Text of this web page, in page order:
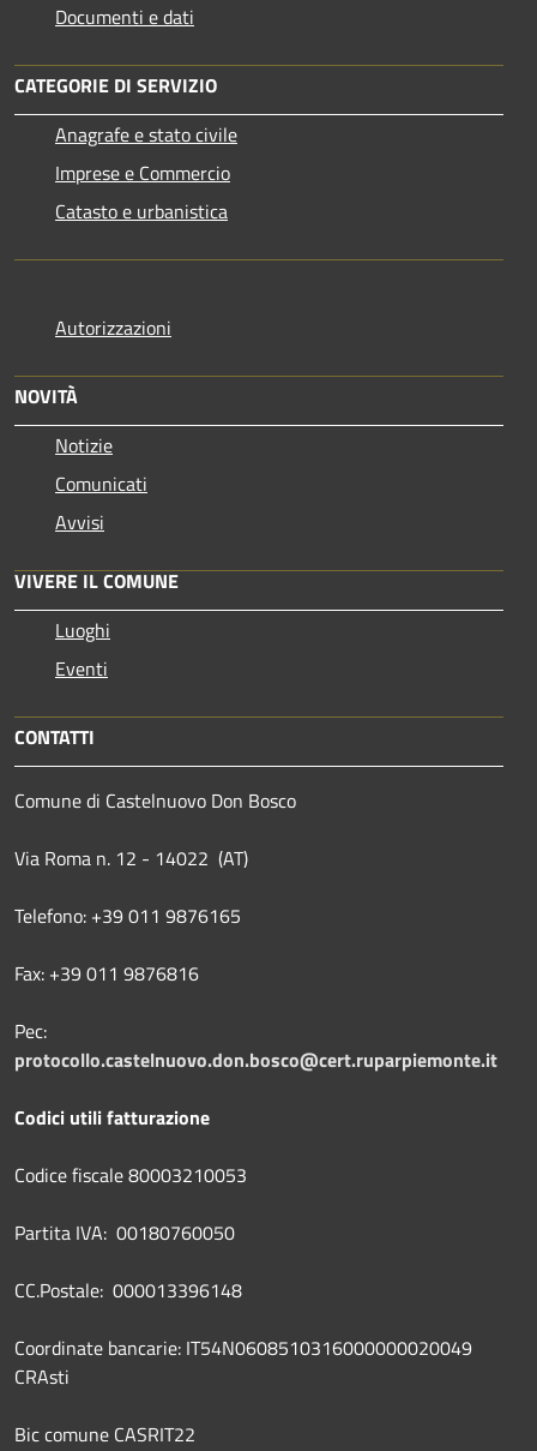
Documenti e dati
CATEGORIE DI SERVIZIO
Anagrafe e stato civile
Imprese e Commercio
Catasto e urbanistica
Autorizzazioni
NOVITÀ
Notizie
Comunicati
Avvisi
VIVERE IL COMUNE
Luoghi
Eventi
CONTATTI
Comune di Castelnuovo Don Bosco
Via Roma n. 12 - 14022 (AT)
Telefono: +39 011 9876165
Fax: +39 011 9876816
Pec:
protocollo.castelnuovo.don.bosco@cert.ruparpiemonte.it
Codici utili fatturazione
Codice fiscale 80003210053
Partita IVA: 00180760050
CC.Postale: 000013396148
Coordinate bancarie: IT54N0608510316000000020049
CRAsti
Bic comune CASRIT22